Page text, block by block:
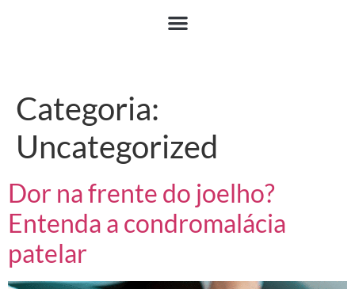
Categoria:
Uncategorized
Dor na frente do joelho?
Entenda a condromalácia
patelar